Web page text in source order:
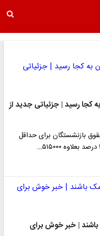
رسید | جزئیاتی جدید از
بازنشستگان برای حداقل
باشند | خبر خوش برای